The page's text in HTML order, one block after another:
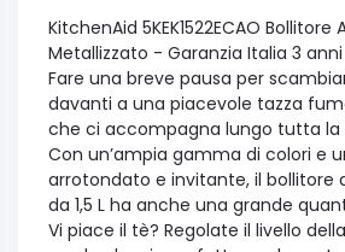
KitchenAid 5KEK1522ECAO Bollitore
Metallizzato - Garanzia Italia 3 anni
Fare una breve pausa per
davanti a una piacevole tazza
che ci accompagna lungo tutta la
Con un’ampia gamma di colori e
arrotondato e invitante, il bollitore
da 1,5 L ha anche una grande
Vi piace il tè? Regolate il livello